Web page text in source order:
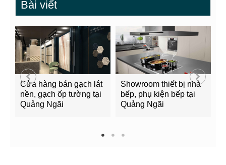
Bài viết
Cửa hàng bán gạch lát
nền, gạch ốp tường tại
Quảng Ngãi
Showroom thiết bị nhà
bếp, phụ kiện bếp tại
Quảng Ngãi
1 2 3